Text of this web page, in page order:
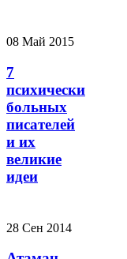
08 Май 2015
7
психически
больных
писателей
и их
великие
идеи
28 Сен 2014